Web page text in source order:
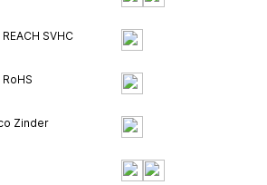
SVHC
Zinder